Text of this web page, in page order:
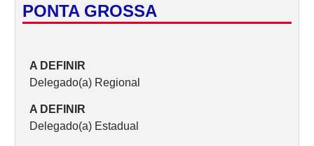
PONTA GROSSA
A DEFINIR
Delegado(a) Regional
A DEFINIR
Delegado(a) Estadual